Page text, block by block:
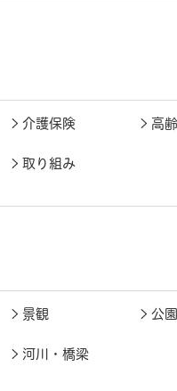
介護保険 高
取り組み
景観 公
河川・橋梁